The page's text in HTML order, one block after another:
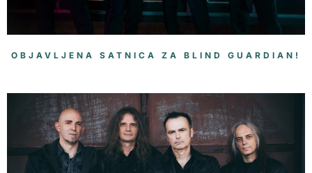
OBJAVLJENA SATNICA ZA BLIND GUARDIAN!